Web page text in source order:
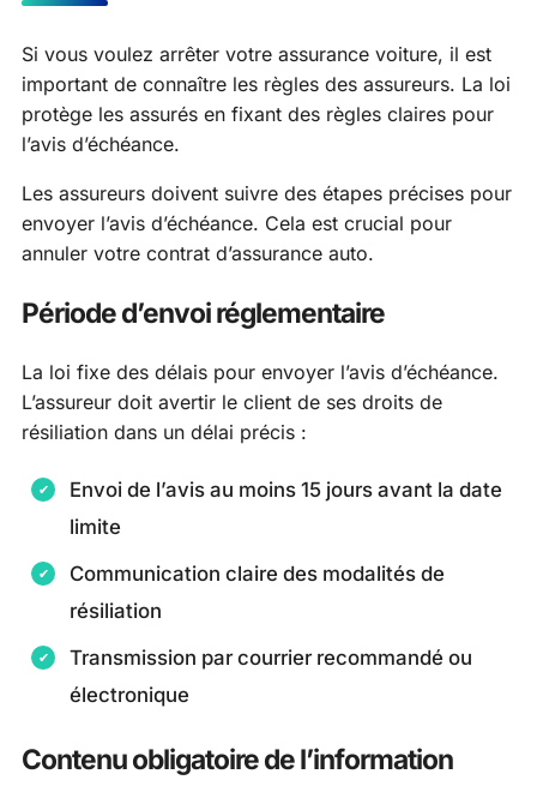
Si vous voulez arrêter votre assurance voiture, il est
important de connaître les règles des assureurs. La loi
protège les assurés en fixant des règles claires pour
l’avis d’échéance.
Les assureurs doivent suivre des étapes précises pour
envoyer l’avis d’échéance. Cela est crucial pour
annuler votre contrat d’assurance auto.
Période d’envoi réglementaire
La loi fixe des délais pour envoyer l’avis d’échéance.
L’assureur doit avertir le client de ses droits de
résiliation dans un délai précis :
Envoi de l’avis au moins 15 jours avant la date
limite
Communication claire des modalités de
résiliation
Transmission par courrier recommandé ou
électronique
Contenu obligatoire de l’information